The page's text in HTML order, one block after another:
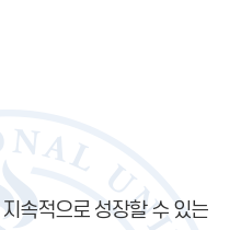
속적으로 성장할 수 있는